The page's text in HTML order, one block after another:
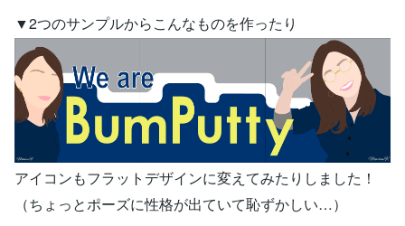
▼2つのサンプルからこんなものを作ったり
アイコンもフラットデザインに変えてみたりしました！
（ちょっとポーズに性格が出ていて恥ずかしい…）